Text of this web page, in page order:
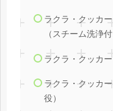
ラクラ・クッカ
（スチーム洗浄付
ラクラ・クッカ
ラクラ・クッカ
役）